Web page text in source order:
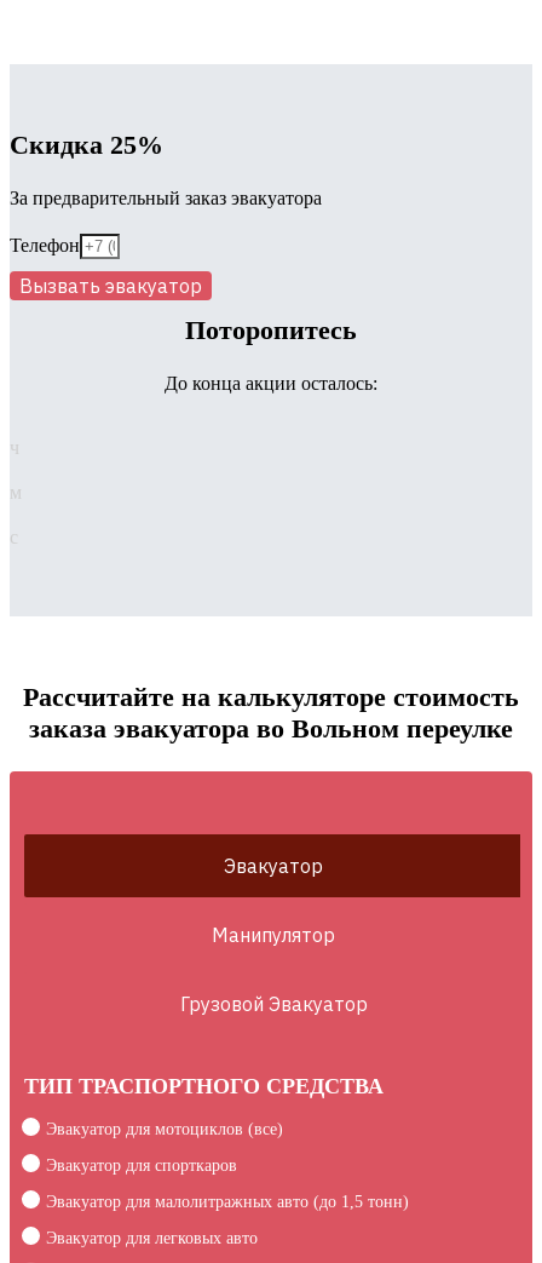
Скидка 25%
За предварительный заказ эвакуатора
Телефон
Вызвать эвакуатор
Поторопитесь
До конца акции осталось:
ч
м
с
Рассчитайте на калькуляторе стоимость
заказа эвакуатора во Вольном переулке
Эвакуатор
Манипулятор
Грузовой Эвакуатор
ТИП ТРАСПОРТНОГО СРЕДСТВА
Эвакуатор для мотоциклов (все)
Эвакуатор для спорткаров
Эвакуатор для малолитражных авто (до 1,5 тонн)
Эвакуатор для легковых авто